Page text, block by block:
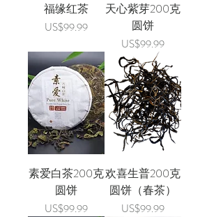
福缘红茶
價格
US$99.99
天心紫芽200克
圆饼
價格
US$99.99
素爱白茶200克
圆饼
價格
US$99.99
欢喜生普200克
圆饼（春茶）
價格
US$99.99